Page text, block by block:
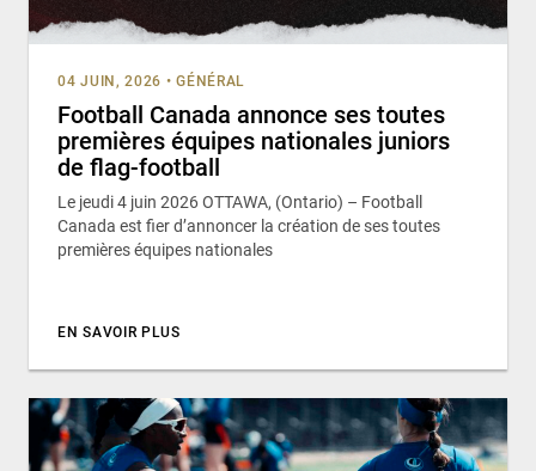
04 JUIN, 2026 • GÉNÉRAL
Football Canada annonce ses toutes
premières équipes nationales juniors
de flag-football
Le jeudi 4 juin 2026 OTTAWA, (Ontario) – Football
Canada est fier d’annoncer la création de ses toutes
premières équipes nationales
EN SAVOIR PLUS